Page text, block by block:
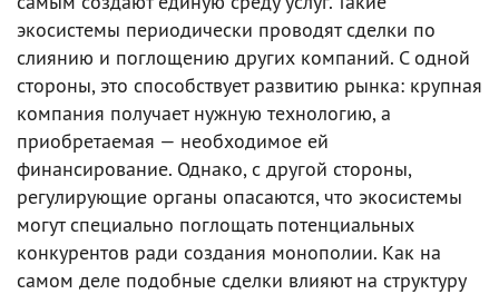
экосистемы периодически проводят сделки по
слиянию и поглощению других компаний. С одной
стороны, это способствует развитию рынка: крупная
компания получает нужную технологию, а
приобретаемая — необходимое ей
финансирование. Однако, с другой стороны,
регулирующие органы опасаются, что экосистемы
могут специально поглощать потенциальных
конкурентов ради создания монополии. Как на
самом деле подобные сделки влияют на структуру